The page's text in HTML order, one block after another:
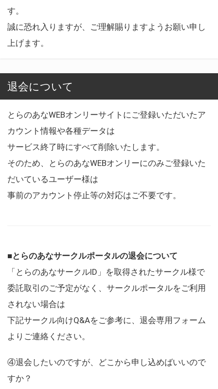
す。
誠に恐れ入りますが、ご理解賜りますようお願い申し
上げます。
退会について
とらのあなWEBオンリーサイトにご登録いただいたア
カウント情報や各種データは
サービス終了時にすべて削除いたします。
そのため、とらのあなWEBオンリーにのみご登録いた
だいているユーザー様は
事前のアカウント停止等の対応はご不要です。
■とらのあなサークルポータルの退会について
「とらのあなサークルID」を取得されたサークル様で
委託取引のご予定がなく、サークルポータルをご利用
されない場合は
下記サークル向けQ&Aをご参考に、退会専用フォーム
よりご連絡ください。
④退会したいのですが、どこから申し込めばいいので
すか？